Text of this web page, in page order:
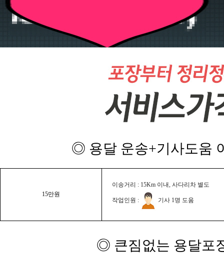
◎ 용달 운송+기사도움
15만원
이송거리 : 15Km 이내, 사다리차 별도
작업인원 : 기사 1명 도움
◎ 큰짐없는 용달포